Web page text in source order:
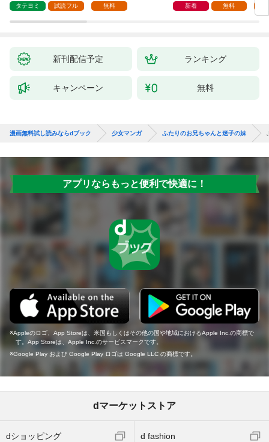
タテヨミ 試読フル 無料 新着 無料
新刊配信予定 ランキング
キャンペーン 無料
漫画無料試し読みならdブック 少女マンガ ふたりのお兄ちゃんと迷子の妹
アプリならもっと便利で快適に！
Appleのロゴ、App Storeは、米国もしくはその他の国や地域におけるApple Inc.の商標で
す。App Storeは、Apple Inc.のサービスマークです。
Google Play および Google Play ロゴは Google LLC の商標です。
dマーケットストア
dショッピング d fashion